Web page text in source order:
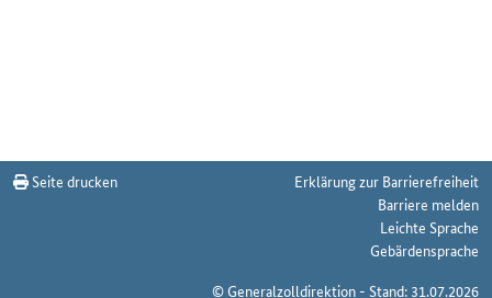
Seite drucken
Erklärung zur Barrierefreiheit
Barriere melden
Leichte Sprache
Gebärdensprache
© Generalzolldirektion - Stand: 31.07.2026